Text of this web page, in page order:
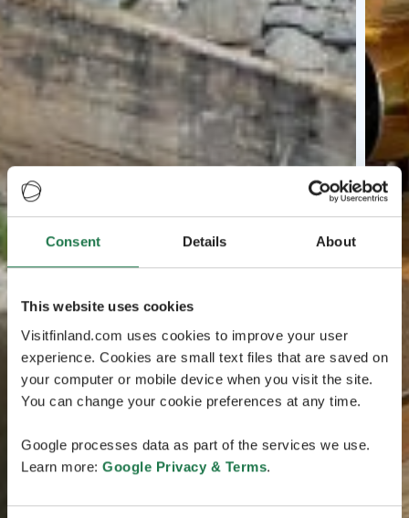
Consent Details About
This website uses cookies
Visitfinland.com uses cookies to improve your user
experience. Cookies are small text files that are saved on
your computer or mobile device when you visit the site.
You can change your cookie preferences at any time.
Google processes data as part of the services we use.
Learn more: Google Privacy & Terms.